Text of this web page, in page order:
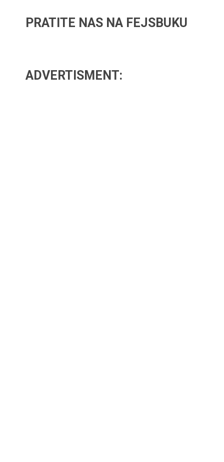
PRATITE NAS NA FEJSBUKU
ADVERTISMENT: